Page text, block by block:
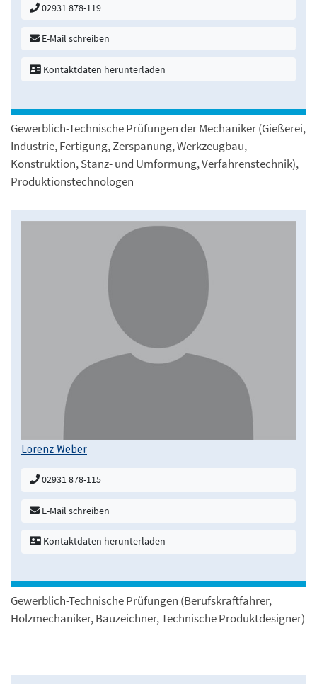
02931 878-119
E-Mail schreiben
Kontaktdaten herunterladen
Gewerblich-Technische Prüfungen der Mechaniker (Gießerei,
Industrie, Fertigung, Zerspanung, Werkzeugbau,
Konstruktion, Stanz- und Umformung, Verfahrenstechnik),
Produktionstechnologen
Lorenz Weber
02931 878-115
E-Mail schreiben
Kontaktdaten herunterladen
Gewerblich-Technische Prüfungen (Berufskraftfahrer,
Holzmechaniker, Bauzeichner, Technische Produktdesigner)